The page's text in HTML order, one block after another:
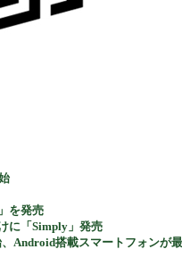
を発売
に「Simply」発売
Android搭載スマートフォンが